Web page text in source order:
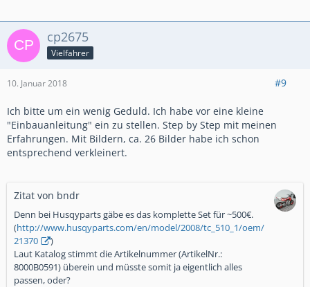
cp2675
Vielfahrer
10. Januar 2018 #9
Ich bitte um ein wenig Geduld. Ich habe vor eine kleine
"Einbauanleitung" ein zu stellen. Step by Step mit meinen
Erfahrungen. Mit Bildern, ca. 26 Bilder habe ich schon
entsprechend verkleinert.
Zitat von bndr
Denn bei Husqyparts gäbe es das komplette Set für ~500€.
(http://www.husqyparts.com/en/model/2008/tc_510_1/oem/
21370
)
Laut Katalog stimmt die Artikelnummer (ArtikelNr.:
8000B0591) überein und müsste somit ja eigentlich alles
passen, oder?